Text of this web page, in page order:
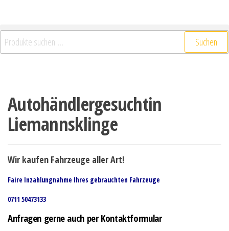
Suchen
Autohändlergesuchtin
Liemannsklinge
Wir kaufen Fahrzeuge aller Art!
Faire Inzahlungnahme Ihres gebrauchten Fahrzeuge
0711 50473133
Anfragen gerne auch per Kontaktformular